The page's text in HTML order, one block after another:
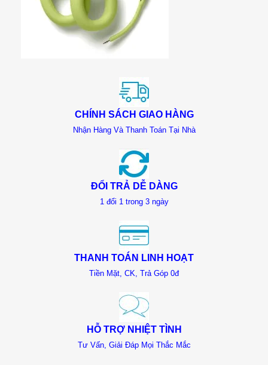
CHÍNH SÁCH GIAO HÀNG
Nhận Hàng Và Thanh Toán Tại Nhà
ĐỔI TRẢ DỄ DÀNG
1 đổi 1 trong 3 ngày
THANH TOÁN LINH HOẠT
Tiền Mặt, CK, Trả Góp 0đ
HỖ TRỢ NHIỆT TÌNH
Tư Vấn, Giải Đáp Mọi Thắc Mắc